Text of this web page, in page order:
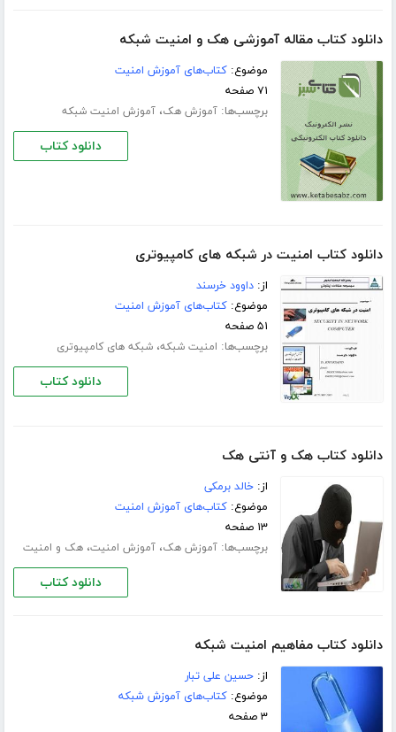
دانلود کتاب مقاله آموزشی هک و امنیت شبکه
موضوع:کتاب‌های آموزش امنیت
۷۱ صفحه
برچسب‌ها:آموزش هک،آموزش امنیت شبکه
دانلود کتاب
دانلود کتاب امنیت در شبکه های کامپیوتری
از:داوود خرسند
موضوع:کتاب‌های آموزش امنیت
۵۱ صفحه
برچسب‌ها: امنیت شبکه،شبکه های کامپیوتری
دانلود کتاب
دانلود کتاب هک و آنتی هک
از:خالد برمکی
موضوع:کتاب‌های آموزش امنیت
۱۳ صفحه
برچسب‌ها:آموزش هک،آموزش امنیت،هک و امنیت
دانلود کتاب
دانلود کتاب مفاهیم امنیت شبکه
از:حسین علی تبار
موضوع:کتاب‌های آموزش شبکه
۳ صفحه